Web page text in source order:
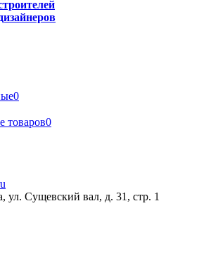
0
товаров0
ул. Сущевский вал, д. 31, стр. 1